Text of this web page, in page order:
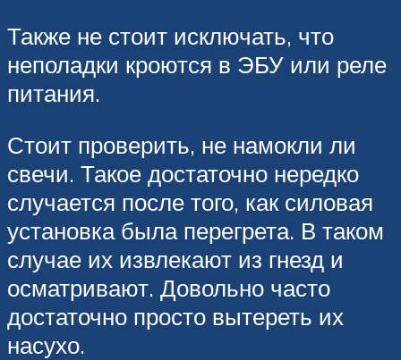
Также не стоит исключать, что
неполадки кроются в ЭБУ или реле
питания.
Стоит проверить, не намокли ли
свечи. Такое достаточно нередко
случается после того, как силовая
установка была перегрета. В таком
случае их извлекают из гнезд и
осматривают. Довольно часто
достаточно просто вытереть их
насухо.